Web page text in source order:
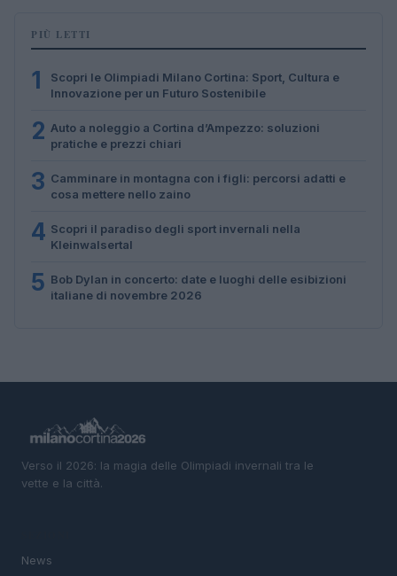
PIÙ LETTI
1
Scopri le Olimpiadi Milano Cortina: Sport, Cultura e
Innovazione per un Futuro Sostenibile
2 Auto a noleggio a Cortina d’Ampezzo: soluzioni
pratiche e prezzi chiari
3 Camminare in montagna con i figli: percorsi adatti e
cosa mettere nello zaino
4 Scopri il paradiso degli sport invernali nella
Kleinwalsertal
5 Bob Dylan in concerto: date e luoghi delle esibizioni
italiane di novembre 2026
Verso il 2026: la magia delle Olimpiadi invernali tra le
vette e la città.
News